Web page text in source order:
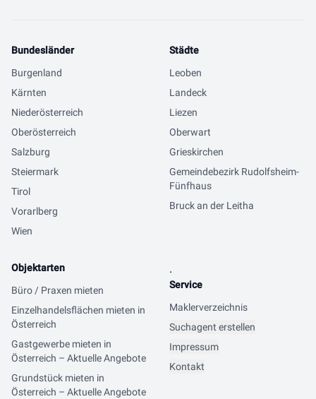
Bundesländer
Burgenland
Kärnten
Niederösterreich
Oberösterreich
Salzburg
Steiermark
Tirol
Vorarlberg
Wien
Städte
Leoben
Landeck
Liezen
Oberwart
Grieskirchen
Gemeindebezirk Rudolfsheim-
Fünfhaus
Bruck an der Leitha
Objektarten
Büro / Praxen mieten
Einzelhandelsflächen mieten in
Österreich
Gastgewerbe mieten in
Österreich – Aktuelle Angebote
Grundstück mieten in
Österreich – Aktuelle Angebote
.
Service
Maklerverzeichnis
Suchagent erstellen
Impressum
Kontakt